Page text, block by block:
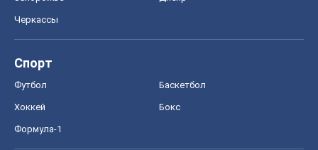
Черкассы
Спорт
Футбол Баскетбол
Хоккей Бокс
Формула-1